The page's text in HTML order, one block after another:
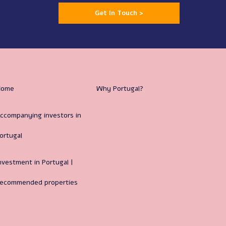
Get In Touch >
investors in
in Portugal |
properties
Why Portugal?